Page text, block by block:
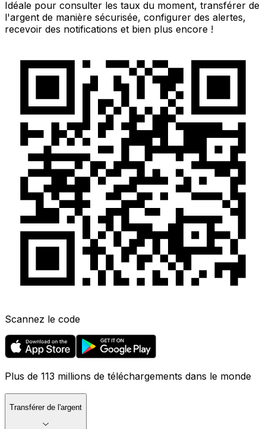
Idéale pour consulter les taux du moment, transférer de
l'argent de manière sécurisée, configurer des alertes,
recevoir des notifications et bien plus encore !
Scannez le code
Plus de 113 millions de téléchargements dans le monde
Transférer de l'argent